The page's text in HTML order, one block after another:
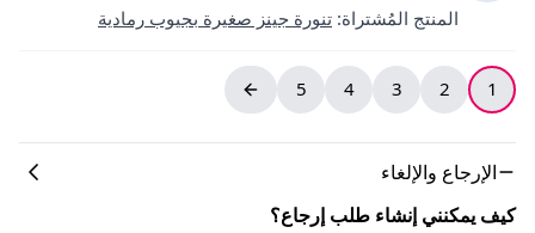
المنتج المُشتراة: تنورة جينز صغيرة بجيوب رمادية
1
2
3
4
5
الإرجاع والإلغاء
كيف يمكنني إنشاء طلب إرجاع؟